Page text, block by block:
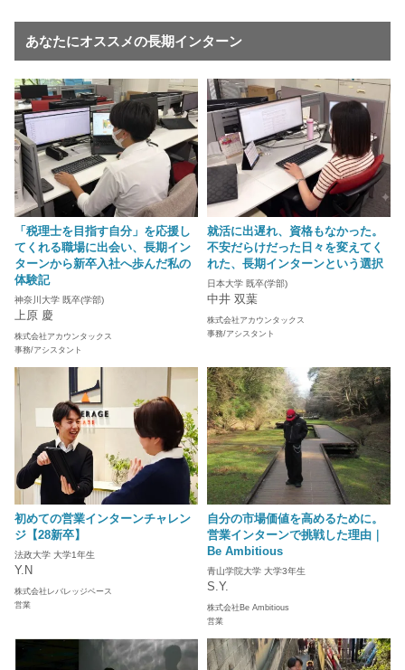
あなたにオススメの長期インターン
「税理士を目指す自分」を応援し
てくれる職場に出会い、長期イン
ターンから新卒入社へ歩んだ私の
体験記
神奈川大学 既卒(学部)
上原 慶
株式会社アカウンタックス
事務/アシスタント
就活に出遅れ、資格もなかった。
不安だらけだった日々を変えてく
れた、長期インターンという選択
日本大学 既卒(学部)
中井 双葉
株式会社アカウンタックス
事務/アシスタント
初めての営業インターンチャレン
ジ【28新卒】
法政大学 大学1年生
Y.N
株式会社レバレッジベース
営業
自分の市場価値を高めるために。
営業インターンで挑戦した理由｜
Be Ambitious
青山学院大学 大学3年生
S.Y.
株式会社Be Ambitious
営業